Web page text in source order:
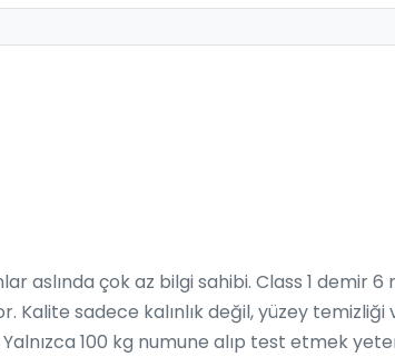
aslında çok az bilgi sahibi. Class 1
Kalite sadece kalınlık değil, yüzey
100 kg numune alıp test etmek